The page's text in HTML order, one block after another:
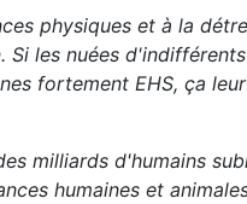
physiques et à la
les nuées
fortement EHS, ça
milliards d'humains
humaines et